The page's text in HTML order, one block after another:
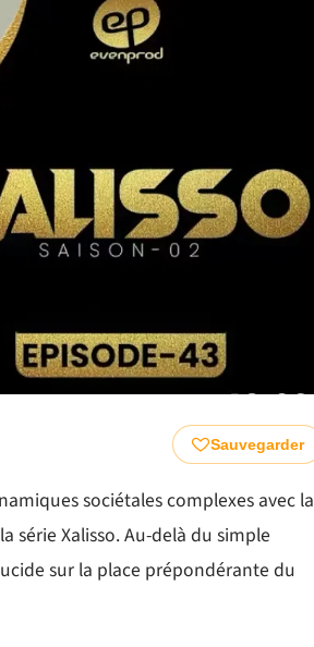
Sauvegarder
sociétales complexes avec la
série Xalisso. Au-delà du simple
sur la place prépondérante du